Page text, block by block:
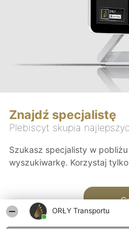
ORŁY Transportu
Znajdź specjalistę
Plebiscyt skupia
Szukasz specjalisty w
wyszukiwarkę. Korzystaj